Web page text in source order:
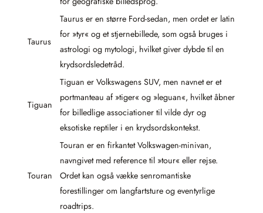
Taurus
Taurus er en større Ford-sedan, men ordet er latin
for »tyr« og et stjernebillede, som også bruges i
astrologi og mytologi, hvilket giver dybde til en
krydsordsledetråd.
Tiguan
Tiguan er Volkswagens SUV, men navnet er et
portmanteau af »tiger« og »leguan«, hvilket åbner
for billedlige associationer til vilde dyr og
eksotiske reptiler i en krydsordskontekst.
Touran
Touran er en firkantet Volkswagen-minivan,
navngivet med reference til »tour« eller rejse.
Ordet kan også vække senromantiske
forestillinger om langfartsture og eventyrlige
roadtrips.